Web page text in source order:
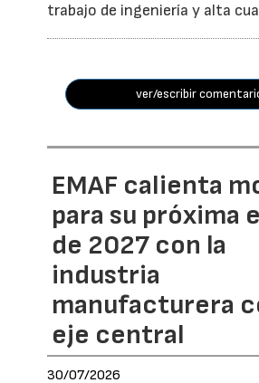
trabajo de ingeniería y alta
ver/escribir
EMAF calienta
para su próxima
de 2027 con la
industria
manufacturera
eje central
30/07/2026